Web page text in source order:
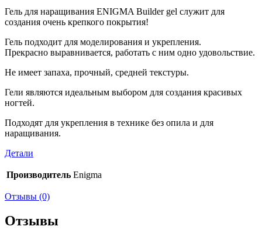
Гель для наращивания ENIGMA Builder gel служит для
создания очень крепкого покрытия!
Гель подходит для моделирования и укрепления.
Прекрасно выравнивается, работать с ним одно удовольствие.
Не имеет запаха, прочный, средней текстуры.
Гели являются идеальным выбором для создания красивых
ногтей.
Подходят для укрепления в технике без опила и для
наращивания.
Детали
Производитель Enigma
Отзывы (0)
Отзывы